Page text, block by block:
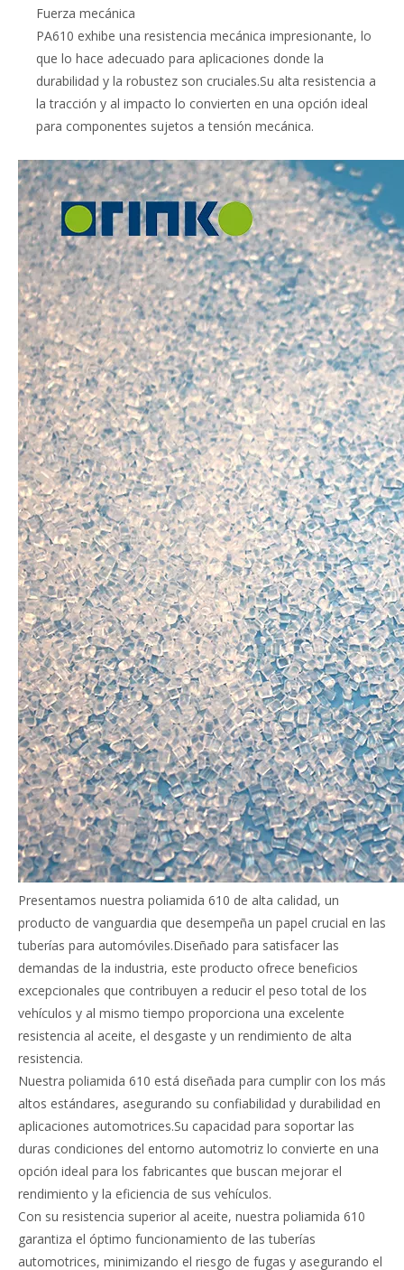
Fuerza mecánica
PA610 exhibe una resistencia mecánica impresionante, lo
que lo hace adecuado para aplicaciones donde la
durabilidad y la robustez son cruciales.Su alta resistencia a
la tracción y al impacto lo convierten en una opción ideal
para componentes sujetos a tensión mecánica.
Presentamos nuestra poliamida 610 de alta calidad, un
producto de vanguardia que desempeña un papel crucial en las
tuberías para automóviles.Diseñado para satisfacer las
demandas de la industria, este producto ofrece beneficios
excepcionales que contribuyen a reducir el peso total de los
vehículos y al mismo tiempo proporciona una excelente
resistencia al aceite, el desgaste y un rendimiento de alta
resistencia.
Nuestra poliamida 610 está diseñada para cumplir con los más
altos estándares, asegurando su confiabilidad y durabilidad en
aplicaciones automotrices.Su capacidad para soportar las
duras condiciones del entorno automotriz lo convierte en una
opción ideal para los fabricantes que buscan mejorar el
rendimiento y la eficiencia de sus vehículos.
Con su resistencia superior al aceite, nuestra poliamida 610
garantiza el óptimo funcionamiento de las tuberías
automotrices, minimizando el riesgo de fugas y asegurando el